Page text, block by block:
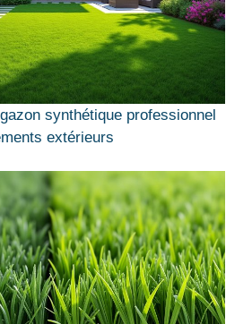
synthétique professionnel
extérieurs